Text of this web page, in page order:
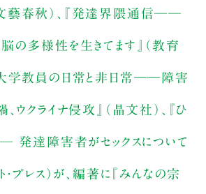
藝春秋）、『発達界隈通信──
の多様性を生きてます』（教育
大学教員の日常と非日常――障害
、ウクライナ侵攻』（晶文社）、『ひ
発達障害者がセックスについて
・プレス）が、編著に『みんなの宗